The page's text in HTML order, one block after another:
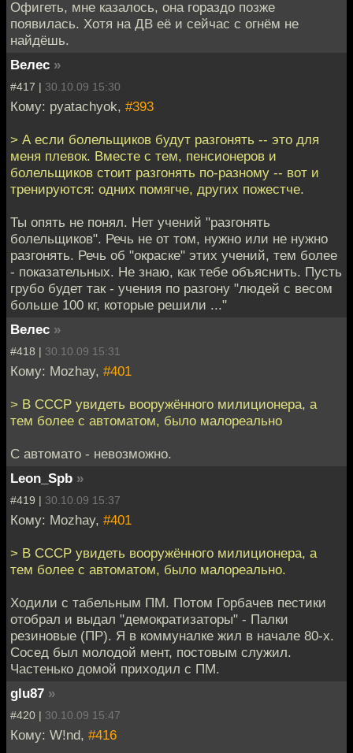
Офигеть, мне казалось, она гораздо позже
появилась. Хотя на ДВ её и сейчас с огнём не
найдёшь.
Велес »
#417 | 30.10.09 15:30
Кому: pyatachyok, #393
> А если болельщиков будут разгонять -- это для
меня плевок. Вместе с тем, пенсионеров и
болельщиков стоит разгонять по-разному -- вот и
тренируются: одних помягче, других пожестче.
Ты опять не понял. Нет учений "разгонять
болельщиков". Речь не от том, нужно или не нужно
разгонять. Речь об "окраске" этих учений, тем более
- показательных. Не знаю, как тебе объяснить. Пусть
грубо будет так - учения по разгону "людей с весом
больше 100 кг, которые решили ..."
Велес »
#418 | 30.10.09 15:31
Кому: Mozhay, #401
> В СССР увидеть вооружённого милиционера, а
тем более с автоматом, было малореально
С автомато - невозможно.
Leon_Spb »
#419 | 30.10.09 15:37
Кому: Mozhay, #401
> В СССР увидеть вооружённого милиционера, а
тем более с автоматом, было малореально.
Ходили с табельным ПМ. Потом Горбачев пестики
отобрал и выдал "демократизаторы" - Палки
резиновые (ПР). Я в коммуналке жил в начале 80-х.
Сосед был молодой мент, постовым служил.
Частенько домой приходил с ПМ.
glu87 »
#420 | 30.10.09 15:47
Кому: W!nd, #416